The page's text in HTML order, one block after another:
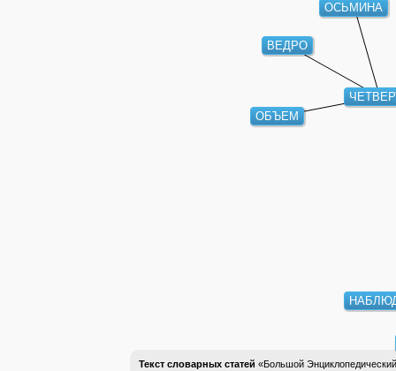
ОСЬМИНА
ВЕДРО
ОБЪЕМ
Текст словарных статей «Большой